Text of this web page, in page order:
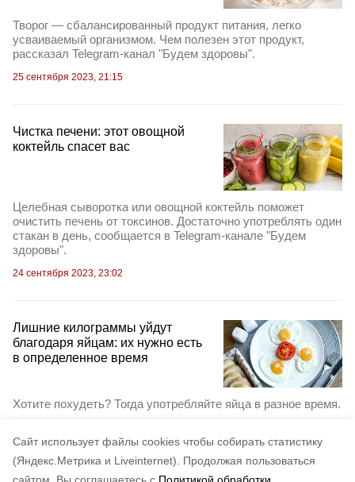
Cайт использует файлы cookies чтобы собирать статистику
(Яндекс.Метрика и Liveinternet).
Продолжая пользоваться
Творог — сбалансированный продукт питания, легко
усваиваемый организмом. Чем полезен этот продукт,
рассказал Telegram-канал "Будем здоровы".
25 сентября 2023, 21:15
Чистка печени: этот овощной
коктейль спасет вас
Целебная сыворотка или овощной коктейль поможет
очистить печень от токсинов. Достаточно употреблять один
стакан в день, сообщается в Telegram-канале "Будем
здоровы".
24 сентября 2023, 23:02
Лишние килограммы уйдут
благодаря яйцам: их нужно есть
в определенное время
Хотите похудеть? Тогда употребляйте яйца в разное время.